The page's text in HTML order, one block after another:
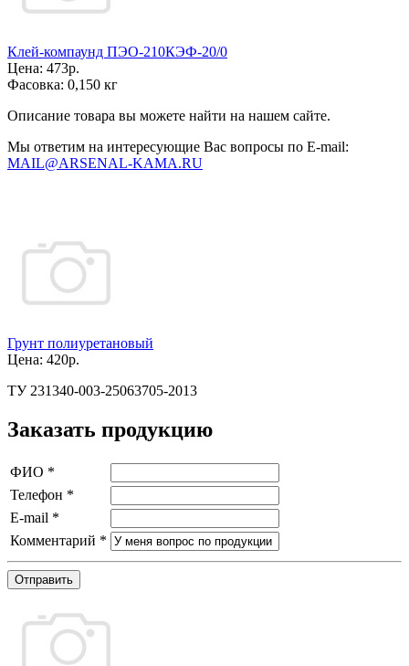
Клей-компаунд ПЭО-210КЭФ-20/0
Цена: 473р.
Фасовка: 0,150 кг
Описание товара вы можете найти на нашем сайте.
Мы ответим на интересующие Вас вопросы по E-mail:
MAIL@ARSENAL-KAMA.RU
Грунт полиуретановый
Цена: 420р.
ТУ 231340-003-25063705-2013
Заказать продукцию
ФИО *
Телефон *
E-mail *
Комментарий *
Отправить